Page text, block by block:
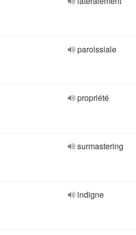
paroissiale
propriété
surmastering
indigne